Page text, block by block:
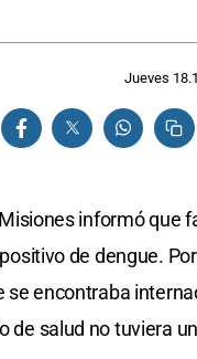
Jueves
informó que
de dengue.
se encontraba
de salud no tuviera